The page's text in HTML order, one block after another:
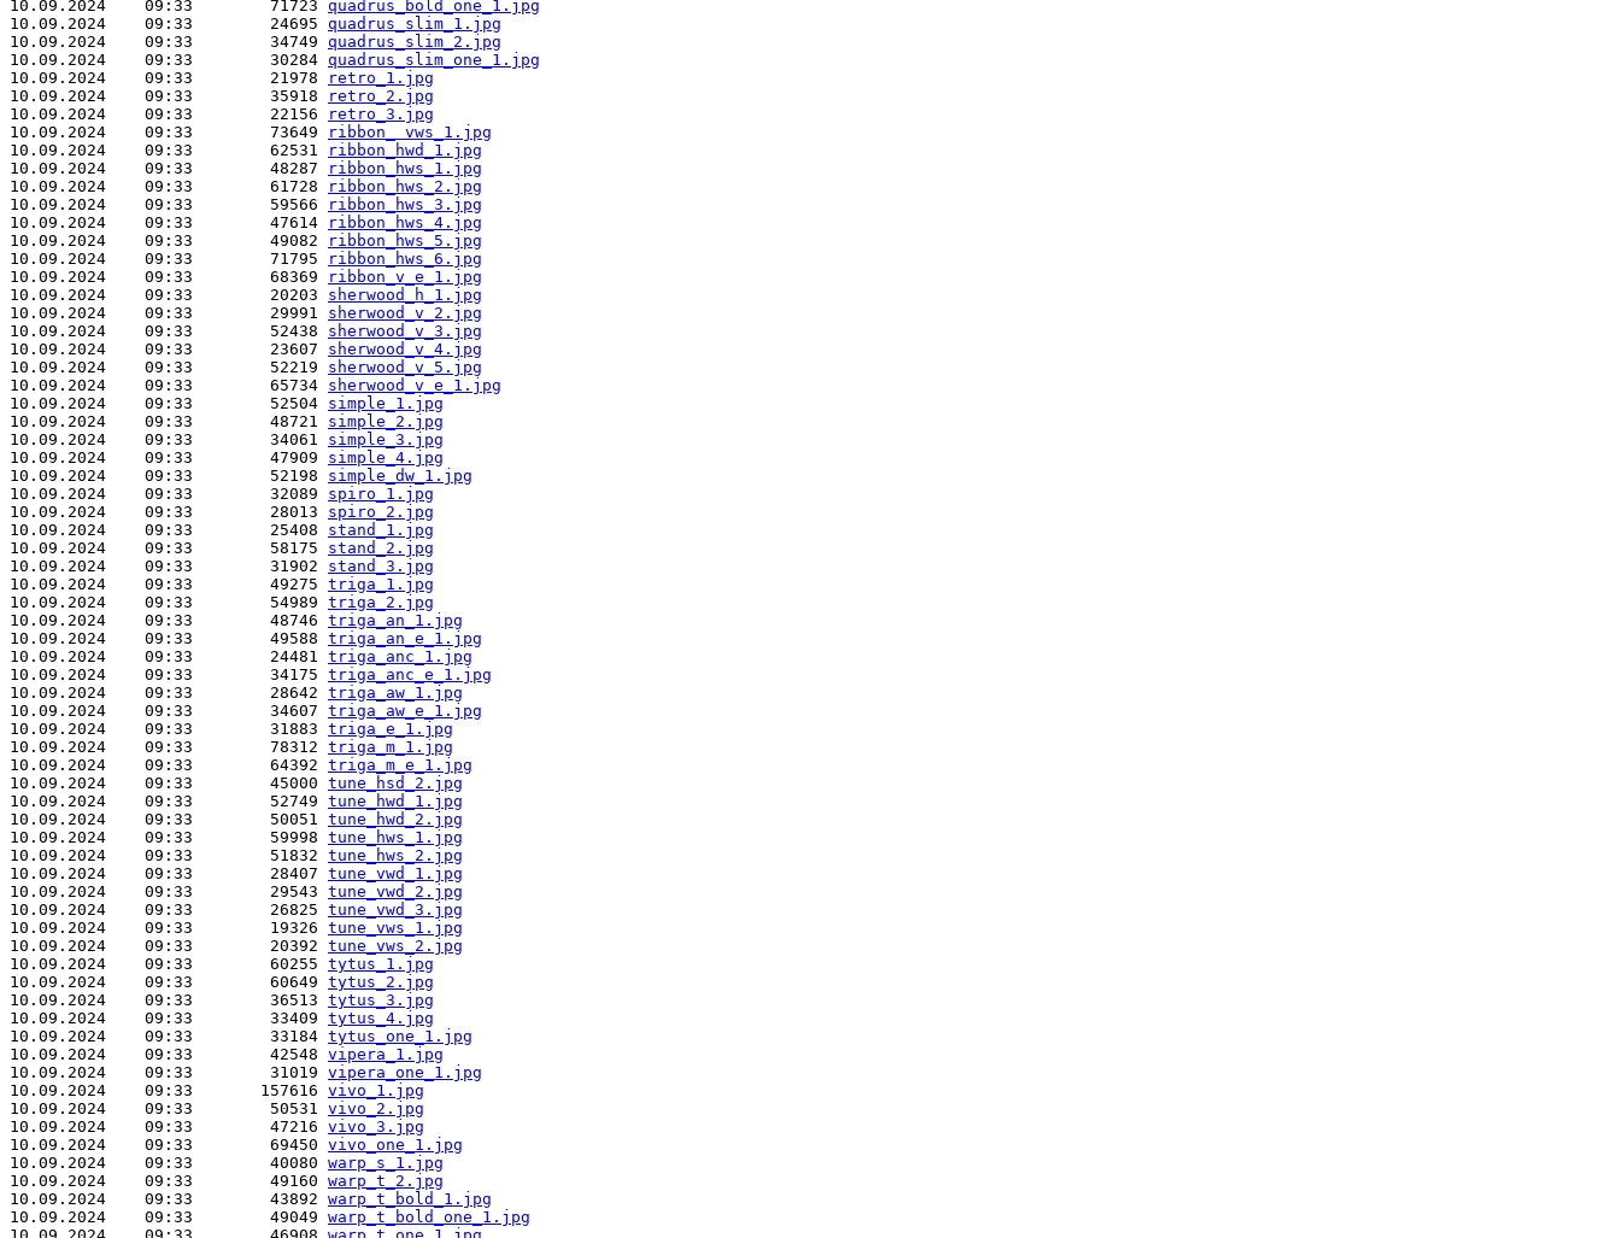
10.09.2024    09:33        71723 quadrus_bold_one_1.jpg
10.09.2024    09:33        24695 quadrus_slim_1.jpg
10.09.2024    09:33        34749 quadrus_slim_2.jpg
10.09.2024    09:33        30284 quadrus_slim_one_1.jpg
10.09.2024    09:33        21978
retro_1.jpg
10.09.2024    09:33        35918
retro_2.jpg
10.09.2024    09:33        22156
retro_3.jpg
10.09.2024    09:33        73649
ribbon_ vws_1.jpg
10.09.2024    09:33        62531
ribbon_hwd_1.jpg
10.09.2024    09:33        48287
ribbon_hws_1.jpg
10.09.2024    09:33        61728
ribbon_hws_2.jpg
10.09.2024    09:33        59566
ribbon_hws_3.jpg
10.09.2024    09:33        47614
ribbon_hws_4.jpg
10.09.2024    09:33        49082
ribbon_hws_5.jpg
10.09.2024    09:33        71795
ribbon_hws_6.jpg
10.09.2024    09:33        68369
ribbon_v_e_1.jpg
10.09.2024    09:33        20203 sherwood_h_1.jpg
10.09.2024    09:33        29991 sherwood_v_2.jpg
10.09.2024    09:33        52438 sherwood_v_3.jpg
10.09.2024    09:33        23607 sherwood_v_4.jpg
10.09.2024    09:33        52219 sherwood_v_5.jpg
10.09.2024    09:33        65734 sherwood_v_e_1.jpg
10.09.2024    09:33        52504 simple_1.jpg
10.09.2024    09:33        48721 simple_2.jpg
10.09.2024    09:33        34061 simple_3.jpg
10.09.2024    09:33        47909 simple_4.jpg
10.09.2024    09:33        52198 simple_dw_1.jpg
10.09.2024    09:33        32089 spiro_1.jpg
10.09.2024    09:33        28013 spiro_2.jpg
10.09.2024    09:33        25408 stand_1.jpg
10.09.2024    09:33        58175 stand_2.jpg
10.09.2024    09:33        31902 stand_3.jpg
10.09.2024    09:33        49275 triga_1.jpg
10.09.2024    09:33        54989 triga_2.jpg
10.09.2024    09:33        48746 triga_an_1.jpg
10.09.2024    09:33        49588 triga_an_e_1.jpg
10.09.2024    09:33        24481 triga_anc_1.jpg
10.09.2024    09:33        34175 triga_anc_e_1.jpg
10.09.2024    09:33        28642 triga_aw_1.jpg
10.09.2024    09:33        34607 triga_aw_e_1.jpg
10.09.2024    09:33        31883 triga_e_1.jpg
10.09.2024    09:33        78312 triga_m_1.jpg
10.09.2024    09:33        64392 triga_m_e_1.jpg
10.09.2024    09:33        45000 tune_hsd_2.jpg
10.09.2024    09:33        52749 tune_hwd_1.jpg
10.09.2024    09:33        50051 tune_hwd_2.jpg
10.09.2024    09:33        59998 tune_hws_1.jpg
10.09.2024    09:33        51832 tune_hws_2.jpg
10.09.2024    09:33        28407 tune_vwd_1.jpg
10.09.2024    09:33        29543 tune_vwd_2.jpg
10.09.2024    09:33        26825 tune_vwd_3.jpg
10.09.2024    09:33        19326 tune_vws_1.jpg
10.09.2024    09:33        20392 tune_vws_2.jpg
10.09.2024    09:33        60255 tytus_1.jpg
10.09.2024    09:33        60649 tytus_2.jpg
10.09.2024    09:33        36513 tytus_3.jpg
10.09.2024    09:33        33409 tytus_4.jpg
10.09.2024    09:33        33184 tytus_one_1.jpg
10.09.2024    09:33        42548 vipera_1.jpg
10.09.2024    09:33        31019 vipera_one_1.jpg
10.09.2024    09:33       157616 vivo_1.jpg
10.09.2024    09:33        50531 vivo_2.jpg
10.09.2024    09:33        47216 vivo_3.jpg
10.09.2024    09:33        69450 vivo_one_1.jpg
10.09.2024    09:33        40080 warp_s_1.jpg
10.09.2024    09:33        49160 warp_t_2.jpg
10.09.2024    09:33        43892 warp_t_bold_1.jpg
10.09.2024    09:33        49049 warp_t_bold_one_1.jpg